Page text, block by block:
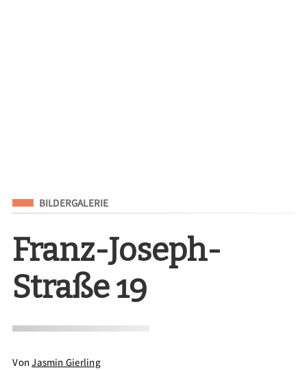
Eingeordnet unter
BILDERGALERIE
Franz-Joseph-
Straße 19
VonJasmin Gierling